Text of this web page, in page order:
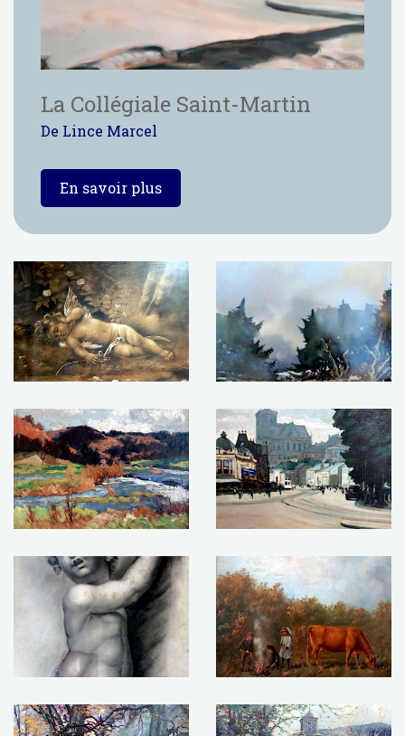
La Collégiale Saint-Martin
De Lince Marcel
En savoir plus